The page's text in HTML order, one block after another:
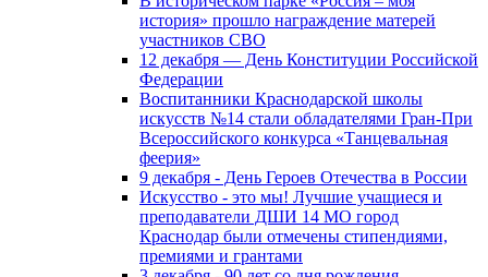
история» прошло награждение матерей
участников СВО
12 декабря — День Конституции Российской
Федерации
Воспитанники Краснодарской школы
искусств №14 стали обладателями Гран-При
Всероссийского конкурса «Танцевальная
феерия»
9 декабря - День Героев Отечества в России
Искусство - это мы! Лучшие учащиеся и
преподаватели ДШИ 14 МО город
Краснодар были отмечены стипендиями,
премиями и грантами